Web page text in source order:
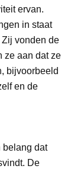
ervan.
in staat
vonden de
ze aan dat ze
bijvoorbeeld
en de
belang dat
De